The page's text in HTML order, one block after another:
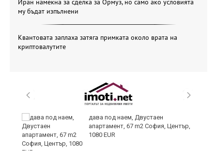
Иран намекна за сделка за Ормуз, но само ако условията
му бъдат изпълнени
Квантовата заплаха затяга примката около врата на
криптовалутите
дава под наем, Двустаен
апартамент, 67 m2 София, Център,
1080 EUR